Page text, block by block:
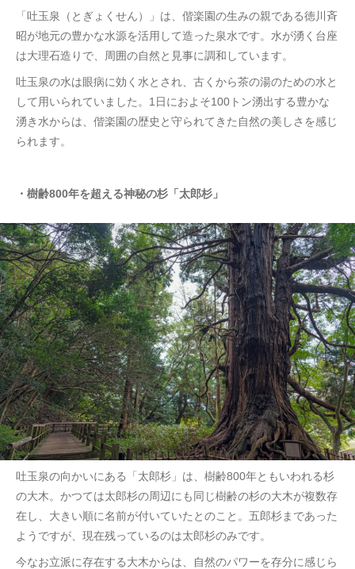
「吐玉泉（とぎょくせん）」は、偕楽園の生みの親である徳川斉
昭が地元の豊かな水源を活用して造った泉水です。水が湧く台座
は大理石造りで、周囲の自然と見事に調和しています。
吐玉泉の水は眼病に効く水とされ、古くから茶の湯のための水と
して用いられていました。1日におよそ100トン湧出する豊かな
湧き水からは、偕楽園の歴史と守られてきた自然の美しさを感じ
られます。
・樹齢800年を超える神秘の杉「太郎杉」
吐玉泉の向かいにある「太郎杉」は、樹齢800年ともいわれる杉
の大木。かつては太郎杉の周辺にも同じ樹齢の杉の大木が複数存
在し、大きい順に名前が付いていたとのこと。五郎杉まであった
ようですが、現在残っているのは太郎杉のみです。
今なお立派に存在する大木からは、自然のパワーを存分に感じら